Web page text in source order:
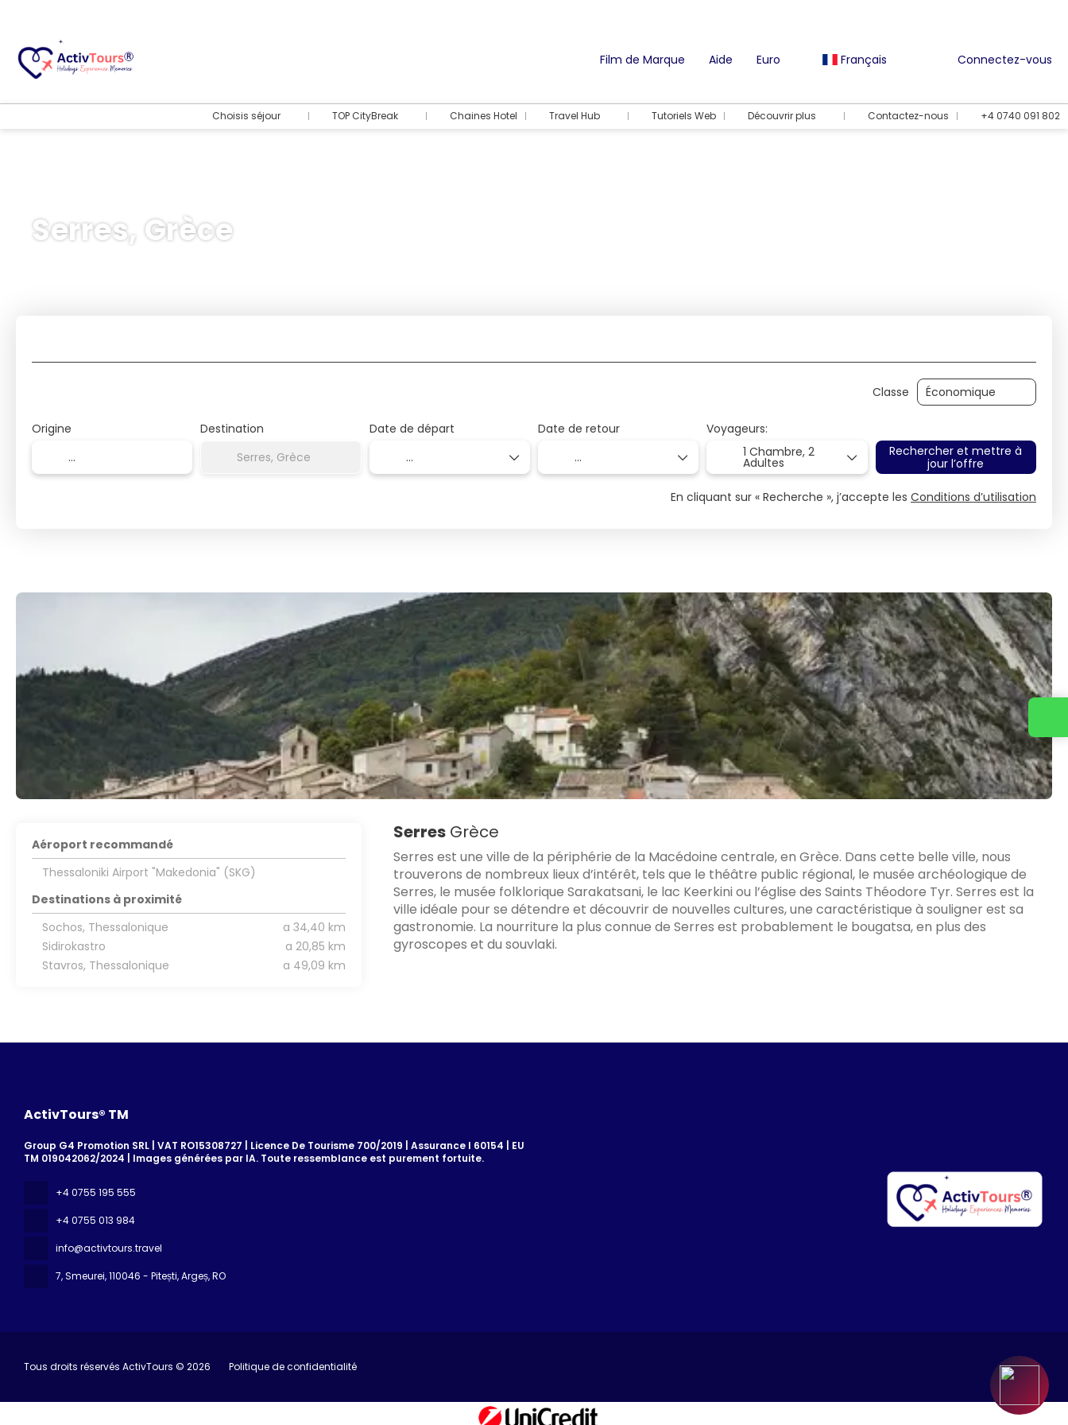
Film de Marque Aide Euro Français Connectez-vous
Choisis séjour TOP CityBreak Chaines Hotel Travel Hub Tutoriels Web Découvrir plus Contactez-nous +4 0740 091 802
Serres, Grèce
Classe
Origine Destination Date de départ Date de retour
Voyageurs:
1 Chambre,2
Adultes
Rechercher et mettre à
jour l’offre
En cliquant sur « Recherche », j’accepte les Conditions d’utilisation
SerresGrèce
Serres est une ville de la périphérie de la Macédoine centrale, en Grèce. Dans cette belle ville, nous
trouverons de nombreux lieux d’intérêt, tels que le théâtre public régional, le musée archéologique de
Serres, le musée folklorique Sarakatsani, le lac Keerkini ou l’église des Saints Théodore Tyr. Serres est la
ville idéale pour se détendre et découvrir de nouvelles cultures, une caractéristique à souligner est sa
gastronomie. La nourriture la plus connue de Serres est probablement le bougatsa, en plus des
gyroscopes et du souvlaki.
Aéroport recommandé
Thessaloniki Airport "Makedonia" (SKG)
Destinations à proximité
Sochos, Thessalonique
a 34,40 km
Sidirokastro
a 20,85 km
Stavros, Thessalonique
a 49,09 km
ActivTours® TM
Group G4 Promotion SRL | VAT RO15308727 | Licence De Tourisme 700/2019 | Assurance I 60154 | EU
TM 019042062/2024 | Images générées par IA. Toute ressemblance est purement fortuite.
+4 0755 195 555
+4 0755 013 984
info@activtours.travel
7, Smeurei, 110046 - Pitești, Argeș, RO
Tous droits réservés ActivTours © 2026 Politique de confidentialité